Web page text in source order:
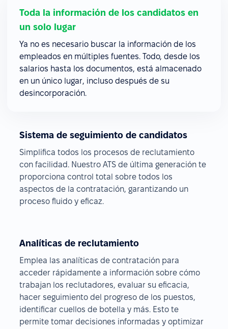
Toda la información de los candidatos en
un solo lugar
Ya no es necesario buscar la información de los
empleados en múltiples fuentes. Todo, desde los
salarios hasta los documentos, está almacenado
en un único lugar, incluso después de su
desincorporación.
Sistema de seguimiento de candidatos
Simplifica todos los procesos de reclutamiento
con facilidad. Nuestro ATS de última generación te
proporciona control total sobre todos los
aspectos de la contratación, garantizando un
proceso fluido y eficaz.
Analíticas de reclutamiento
Emplea las analíticas de contratación para
acceder rápidamente a información sobre cómo
trabajan los reclutadores, evaluar su eficacia,
hacer seguimiento del progreso de los puestos,
identificar cuellos de botella y más. Esto te
permite tomar decisiones informadas y optimizar